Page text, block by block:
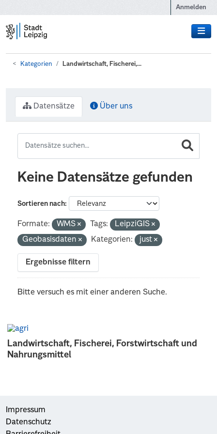
Anmelden
Kategorien Landwirtschaft, Fischerei,...
Landwirtschaft, Fischerei, Forstwirtschaft und
Nahrungsmittel
Datensätze Über uns
Keine Datensätze gefunden
Sortieren nach
Formate: WMS Tags:
LeipziGIS
Geobasisdaten
Kategorien: just
Ergebnisse filtern
Bitte versuch es mit einer anderen Suche.
Impressum
Datenschutz